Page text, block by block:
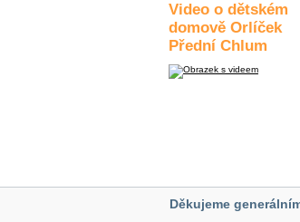
Video o dětském
domově Orlíček
Přední Chlum
Děkujeme